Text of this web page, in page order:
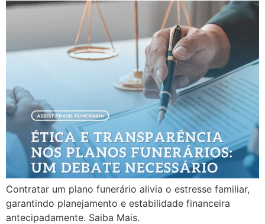
Contratar um plano funerário alivia o estresse familiar,
garantindo planejamento e estabilidade financeira
antecipadamente. Saiba Mais.